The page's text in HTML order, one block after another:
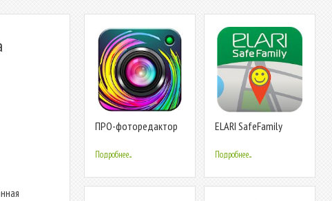
ПРО-фоторедактор
Подробнее...
ELARI SafeFamily
Подробнее...